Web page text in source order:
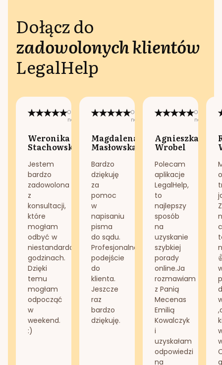
Dołącz do
zadowolonych klientów
LegalHelp
Opublikowano
na:
Weronika
Stachowska
Jestem
bardzo
zadowolona
z
konsultacji,
które
mogłam
odbyć w
niestandardowych
godzinach.
Dzięki
temu
mogłam
odpocząć
w
weekend.
:)
Opublikowano
na:
Magdalena
Masłowska
Bardzo
dziękuję
za
pomoc
w
napisaniu
pisma
do sądu.
Profesjonalne
podejście
do
klienta.
Jeszcze
raz
bardzo
dziękuję.
na:
Agnieszka
Wrobel
Polecam
aplikacje
LegalHelp,
to
najlepszy
sposób
na
uzyskanie
szybkiej
porady
online.Ja
rozmawiam
z Panią
Mecenas
Emilią
Kowalczyk
i
uzyskałam
odpowiedzi
na